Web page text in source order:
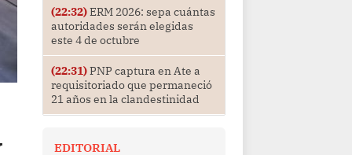
(22:32)ERM 2026: sepa cuántas
autoridades serán elegidas
este 4 de octubre
(22:31)PNP captura en Ate a
requisitoriado que permaneció
21 años en la clandestinidad
EDITORIAL